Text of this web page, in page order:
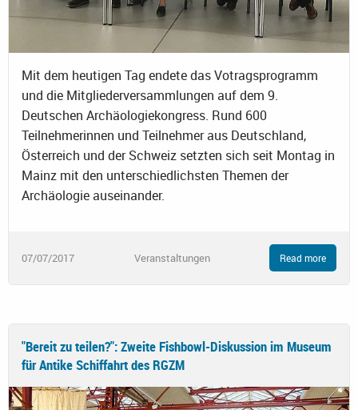
Mit dem heutigen Tag endete das Votragsprogramm
und die Mitgliederversammlungen auf dem 9.
Deutschen Archäologiekongress. Rund 600
Teilnehmerinnen und Teilnehmer aus Deutschland,
Österreich und der Schweiz setzten sich seit Montag in
Mainz mit den unterschiedlichsten Themen der
Archäologie auseinander.
07/07/2017 Veranstaltungen Read more
"Bereit zu teilen?": Zweite Fishbowl-Diskussion im Museum
für Antike Schiffahrt des RGZM